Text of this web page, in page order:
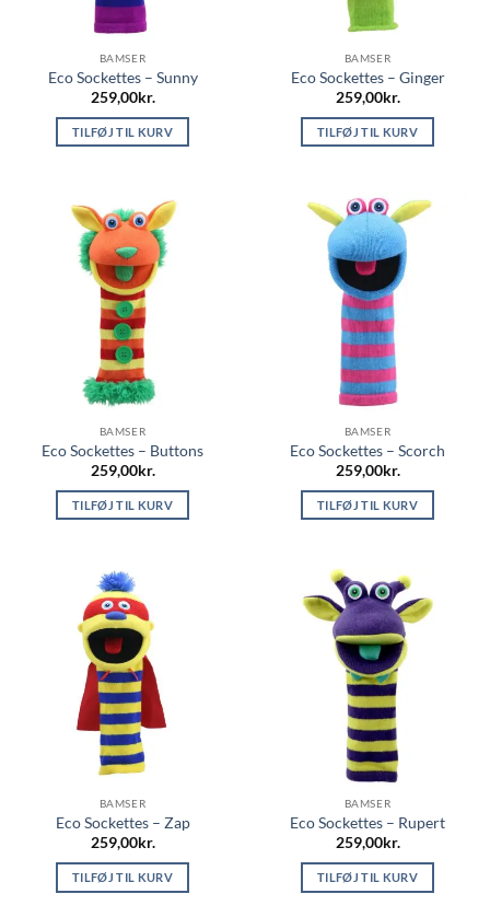
BAMSER
Eco Sockettes – Sunny
259,00kr.
TILFØJ TIL KURV
BAMSER
Eco Sockettes – Ginger
259,00kr.
TILFØJ TIL KURV
BAMSER
Eco Sockettes – Buttons
259,00kr.
TILFØJ TIL KURV
BAMSER
Eco Sockettes – Scorch
259,00kr.
TILFØJ TIL KURV
BAMSER
Eco Sockettes – Zap
259,00kr.
TILFØJ TIL KURV
BAMSER
Eco Sockettes – Rupert
259,00kr.
TILFØJ TIL KURV